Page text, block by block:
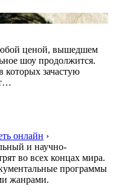
ценой, вышедшем
шоу продолжится.
зачастую
онлайн ›
и научно-
во всех концах мира.
программы
жанрами.